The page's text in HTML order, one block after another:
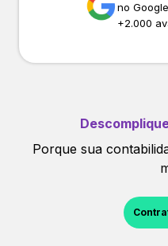
no
+2.000
Porque sua